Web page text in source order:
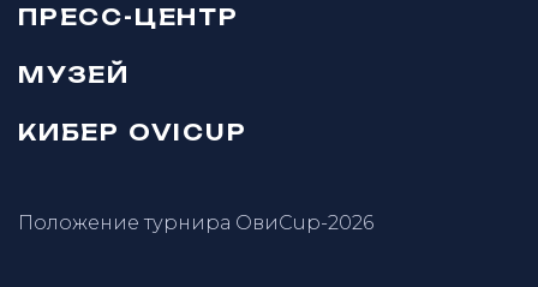
ПРЕСС-ЦЕНТР
МУЗЕЙ
КИБЕР OVICUP
Положение турнира ОвиCup-2026